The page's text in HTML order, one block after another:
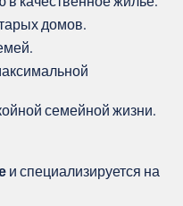
домов.
семейной жизни.
и специализируется на